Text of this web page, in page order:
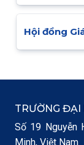
Hội đồng
TRƯỜNG ĐẠI
Số 19 Nguyễn
Minh, Việt Nam